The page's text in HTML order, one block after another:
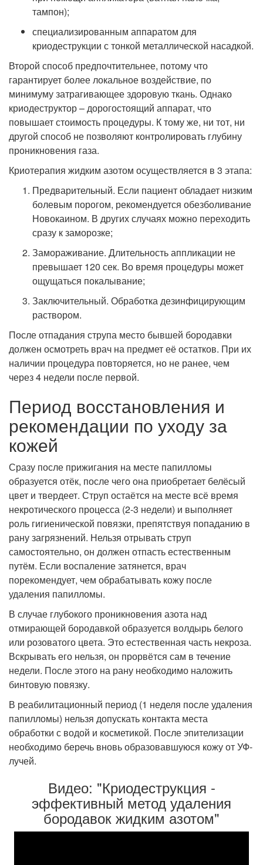
тампон);
специализированным аппаратом для
криодеструкции с тонкой металлической насадкой.
Второй способ предпочтительнее, потому что
гарантирует более локальное воздействие, по
минимуму затрагивающее здоровую ткань. Однако
криодеструктор – дорогостоящий аппарат, что
повышает стоимость процедуры. К тому же, ни тот, ни
другой способ не позволяют контролировать глубину
проникновения газа.
Криотерапия жидким азотом осуществляется в 3 этапа:
Предварительный. Если пациент обладает низким
болевым порогом, рекомендуется обезболивание
Новокаином. В других случаях можно переходить
сразу к заморозке;
Замораживание. Длительность аппликации не
превышает 120 сек. Во время процедуры может
ощущаться покалывание;
Заключительный. Обработка дезинфицирующим
раствором.
После отпадания струпа место бывшей бородавки
должен осмотреть врач на предмет её остатков. При их
наличии процедура повторяется, но не ранее, чем
через 4 недели после первой.
Период восстановления и
рекомендации по уходу за
кожей
Сразу после прижигания на месте папилломы
образуется отёк, после чего она приобретает белёсый
цвет и твердеет. Струп остаётся на месте всё время
некротического процесса (2-3 недели) и выполняет
роль гигиенической повязки, препятствуя попаданию в
рану загрязнений. Нельзя отрывать струп
самостоятельно, он должен отпасть естественным
путём. Если воспаление затянется, врач
порекомендует, чем обрабатывать кожу после
удаления папилломы.
В случае глубокого проникновения азота над
отмирающей бородавкой образуется волдырь белого
или розоватого цвета. Это естественная часть некроза.
Вскрывать его нельзя, он прорвётся сам в течение
недели. После этого на рану необходимо наложить
бинтовую повязку.
В реабилитационный период (1 неделя после удаления
папилломы) нельзя допускать контакта места
обработки с водой и косметикой. После эпителизации
необходимо беречь вновь образовавшуюся кожу от УФ-
лучей.
Видео: "Криодеструкция -
эффективный метод удаления
бородавок жидким азотом"